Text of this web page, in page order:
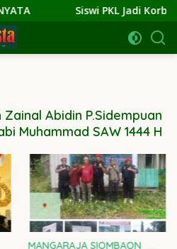
Siswi PKL Jadi Korban
Abidin P.Sidempuan
Muhammad SAW 1444 H
MANGARAJA SIOMBAON